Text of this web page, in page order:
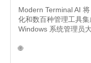
Modern Terminal AI
化和数百种管理工具
Windows 系统管理员
🌐